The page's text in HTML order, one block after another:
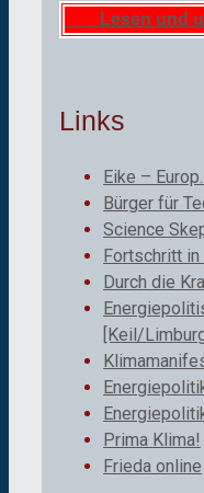
Lesen und
Links
Eike –
Bürger für
Science
Fortschritt in
Durch die
[Keil/
Prima Klima!
Frieda online